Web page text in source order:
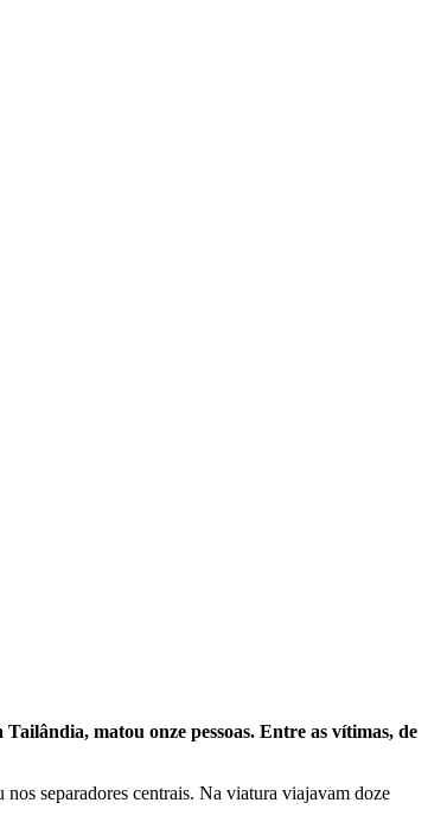
matou onze pessoas. Entre as vítimas, de
separadores centrais. Na viatura viajavam doze